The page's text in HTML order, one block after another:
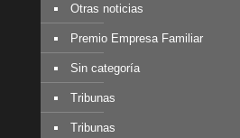
Otras noticias
Premio Empresa Familiar
Sin categoría
Tribunas
Tribunas